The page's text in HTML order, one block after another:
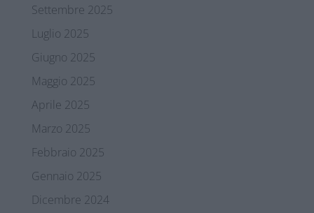
Settembre 2025
Luglio 2025
Giugno 2025
Maggio 2025
Aprile 2025
Marzo 2025
Febbraio 2025
Gennaio 2025
Dicembre 2024